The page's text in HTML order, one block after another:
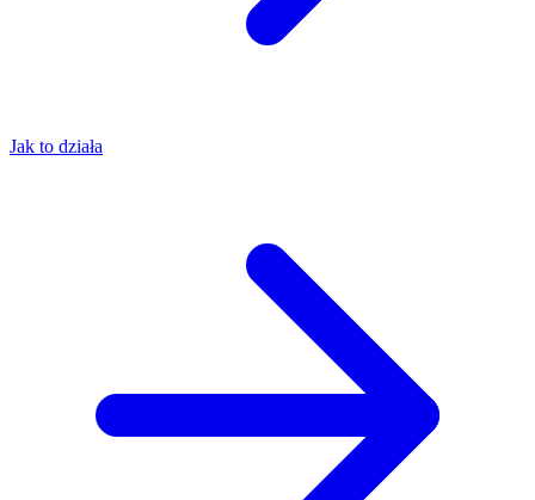
Jak to działa